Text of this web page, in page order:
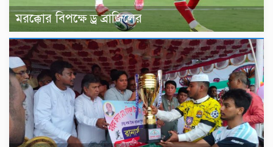
মরক্কোর বিপক্ষে ড্র ব্রাজিলের